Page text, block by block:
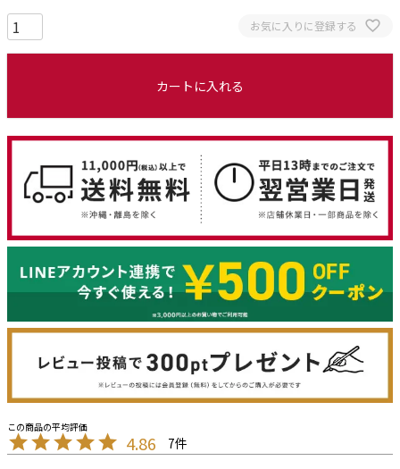
お気に入りに登録する
カートに入れる
4.86 7